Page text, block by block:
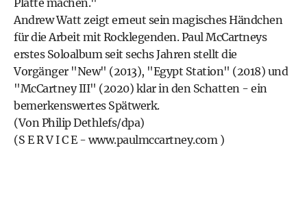
Platte machen."
Andrew Watt zeigt erneut sein magisches Händchen
für die Arbeit mit Rocklegenden. Paul McCartneys
erstes Soloalbum seit sechs Jahren stellt die
Vorgänger "New" (2013), "Egypt Station" (2018) und
"McCartney III" (2020) klar in den Schatten - ein
bemerkenswertes Spätwerk.
(Von Philip Dethlefs/dpa)
(S E R V I C E - www.paulmccartney.com)